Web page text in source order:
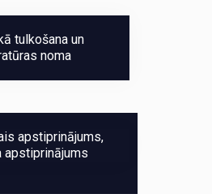
tulkošana un
noma
apstiprinājums,
apstiprinājums